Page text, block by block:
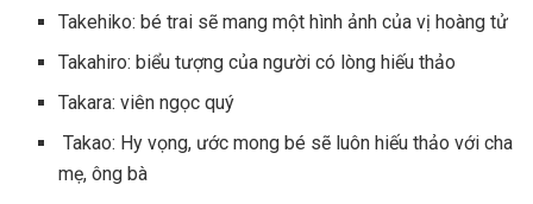
Takehiko: bé trai sẽ mang một hình ảnh của vị hoàng tử
Takahiro: biểu tượng của người có lòng hiếu thảo
Takara: viên ngọc quý
Takao: Hy vọng, ước mong bé sẽ luôn hiếu thảo với cha
mẹ, ông bà